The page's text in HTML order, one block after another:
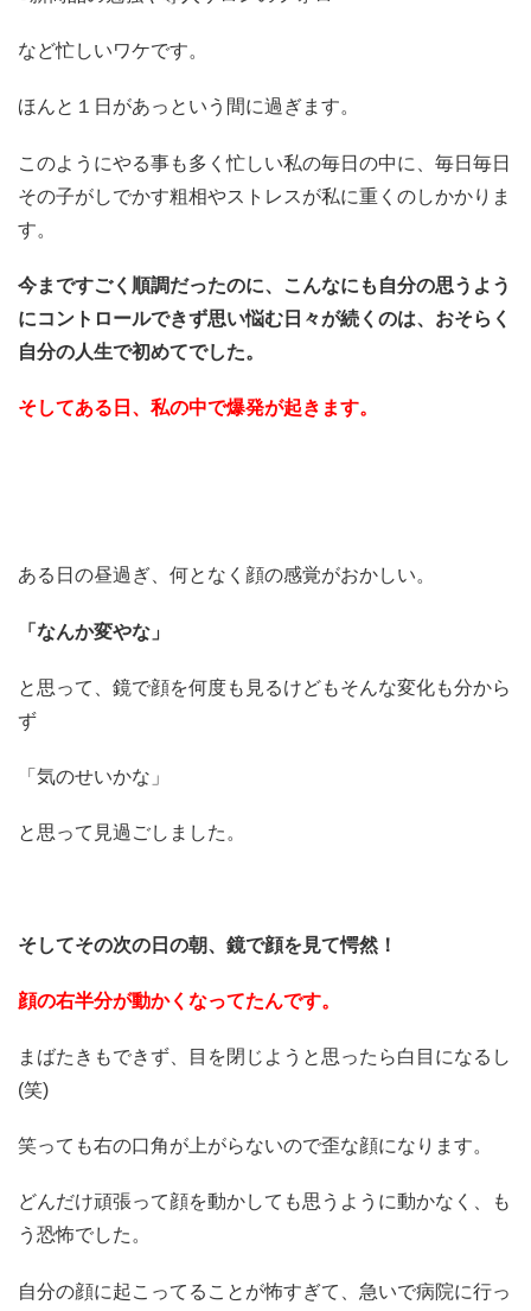
など忙しいワケです。
ほんと１日があっという間に過ぎます。
このようにやる事も多く忙しい私の毎日の中に、毎日毎日
その子がしでかす粗相やストレスが私に重くのしかかりま
す。
今まですごく順調だったのに、こんなにも自分の思うよう
にコントロールできず思い悩む日々が続くのは、おそらく
自分の人生で初めてでした。
そしてある日、私の中で爆発が起きます。
ある日の昼過ぎ、何となく顔の感覚がおかしい。
「なんか変やな」
と思って、鏡で顔を何度も見るけどもそんな変化も分から
ず
「気のせいかな」
と思って見過ごしました。
そしてその次の日の朝、鏡で顔を見て愕然！
顔の右半分が動かくなってたんです。
まばたきもできず、目を閉じようと思ったら白目になるし
(笑)
笑っても右の口角が上がらないので歪な顔になります。
どんだけ頑張って顔を動かしても思うように動かなく、も
う恐怖でした。
自分の顔に起こってることが怖すぎて、急いで病院に行っ